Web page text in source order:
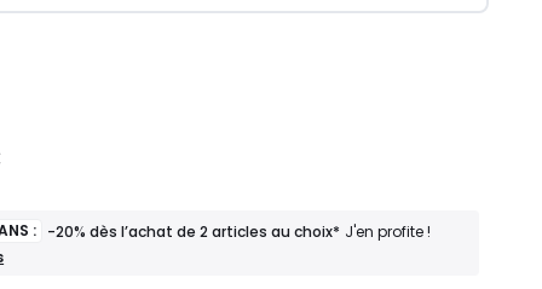
: -20% dès l’achat de 2 articles au choix* J'en profite !